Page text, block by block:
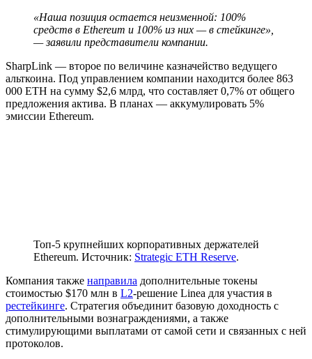
«Наша позиция остается неизменной: 100%
средств в Ethereum и 100% из них — в стейкинге»,
— заявили представители компании.
SharpLink — второе по величине казначейство ведущего
альткоина. Под управлением компании находится более 863
000 ETH на сумму $2,6 млрд, что составляет 0,7% от общего
предложения актива. В планах — аккумулировать 5%
эмиссии Ethereum.
Топ-5 крупнейших корпоративных держателей
Ethereum. Источник: Strategic ETH Reserve.
Компания также направила дополнительные токены
стоимостью $170 млн в L2-решение Linea для участия в
рестейкинге. Стратегия объединит базовую доходность с
дополнительными вознаграждениями, а также
стимулирующими выплатами от самой сети и связанных с ней
протоколов.